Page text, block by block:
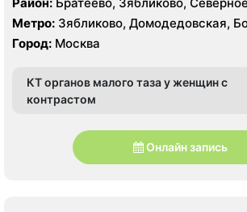
Борисово, Южное Орехово-Борисово
Метро: Зябликово, Домодедовская,
Атинская, Красногвардейская,
Город: Москва
КТ органов малого таза у женщин с
контрастом
Онлайн запись